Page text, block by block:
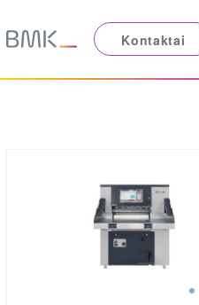
Kontaktai